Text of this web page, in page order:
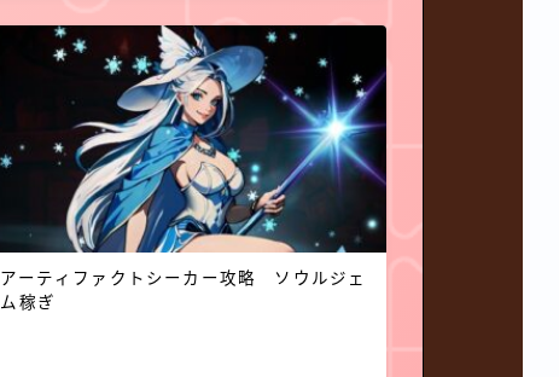
アーティファクトシーカー攻略 ソウルジェ
ム稼ぎ